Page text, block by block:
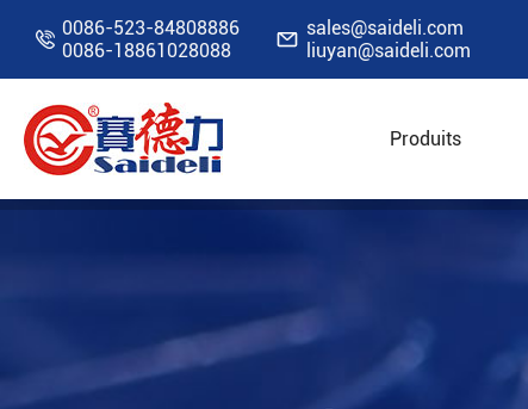
 0086-523-84808886
0086-18861028088
 sales@saideli.com
liuyan@saideli.com
Produits
Accueil Ressources